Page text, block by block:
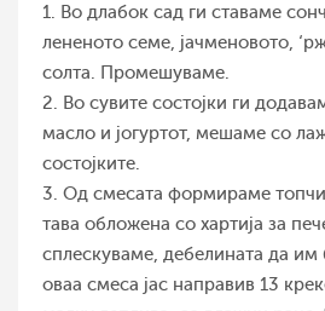
1. Во длабок сад ги ставаме
лененото семе, јачменовото,
солта. Промешуваме.
2. Во сувите состојки ги
масло и јогуртот, мешаме со
состојките.
3. Од смесата формираме
тава обложена со хартија за
сплескуваме, дебелината да
оваа смеса јас направив 13